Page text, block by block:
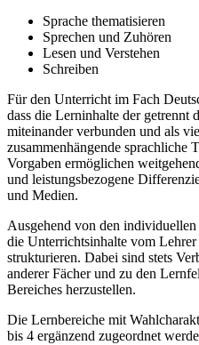
Sprache thematisieren
Sprechen und Zuhören
Lesen und Verstehen
Schreiben
Für den Unterricht im Fach
dass die Lerninhalte der getrennt
miteinander verbunden und als
zusammenhängende sprachliche
Vorgaben ermöglichen
und leistungsbezogene
und Medien.
Ausgehend von den
die Unterrichtsinhalte vom
strukturieren. Dabei sind stets
anderer Fächer und zu den
Bereiches herzustellen.
Die Lernbereiche mit
bis 4 ergänzend zugeordnet